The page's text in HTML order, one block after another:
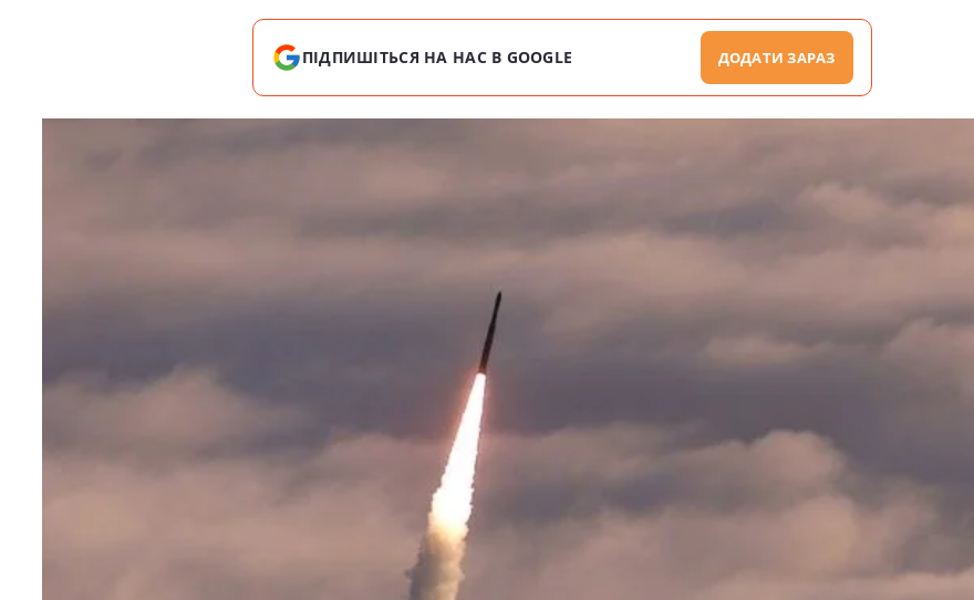
ПІДПИШІТЬСЯ НА НАС В GOOGLE ДОДАТИ ЗАРАЗ